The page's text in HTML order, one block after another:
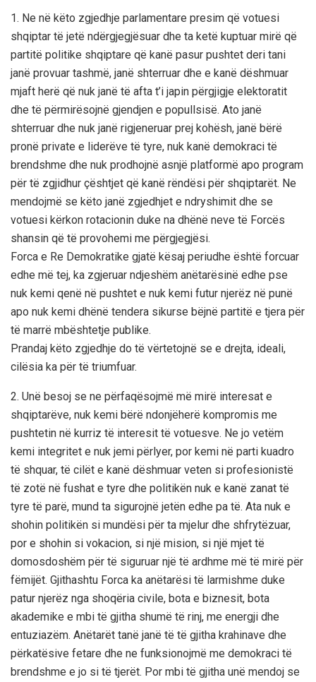
1. Ne në këto zgjedhje parlamentare presim që votuesi
shqiptar të jetë ndërgjegjësuar dhe ta ketë kuptuar mirë që
partitë politike shqiptare që kanë pasur pushtet deri tani
janë provuar tashmë, janë shterruar dhe e kanë dëshmuar
mjaft herë që nuk janë të afta t’i japin përgjigje elektoratit
dhe të përmirësojnë gjendjen e popullsisë. Ato janë
shterruar dhe nuk janë rigjeneruar prej kohësh, janë bërë
pronë private e liderëve të tyre, nuk kanë demokraci të
brendshme dhe nuk prodhojnë asnjë platformë apo program
për të zgjidhur çështjet që kanë rëndësi për shqiptarët. Ne
mendojmë se këto janë zgjedhjet e ndryshimit dhe se
votuesi kërkon rotacionin duke na dhënë neve të Forcës
shansin që të provohemi me përgjegjësi.
Forca e Re Demokratike gjatë kësaj periudhe është forcuar
edhe më tej, ka zgjeruar ndjeshëm anëtarësinë edhe pse
nuk kemi qenë në pushtet e nuk kemi futur njerëz në punë
apo nuk kemi dhënë tendera sikurse bëjnë partitë e tjera për
të marrë mbështetje publike.
Prandaj këto zgjedhje do të vërtetojnë se e drejta, ideali,
cilësia ka për të triumfuar.
2. Unë besoj se ne përfaqësojmë më mirë interesat e
shqiptarëve, nuk kemi bërë ndonjëherë kompromis me
pushtetin në kurriz të interesit të votuesve. Ne jo vetëm
kemi integritet e nuk jemi përlyer, por kemi në parti kuadro
të shquar, të cilët e kanë dëshmuar veten si profesionistë
të zotë në fushat e tyre dhe politikën nuk e kanë zanat të
tyre të parë, mund ta sigurojnë jetën edhe pa të. Ata nuk e
shohin politikën si mundësi për ta mjelur dhe shfrytëzuar,
por e shohin si vokacion, si një mision, si një mjet të
domosdoshëm për të siguruar një të ardhme më të mirë për
fëmijët. Gjithashtu Forca ka anëtarësi të larmishme duke
patur njerëz nga shoqëria civile, bota e biznesit, bota
akademike e mbi të gjitha shumë të rinj, me energji dhe
entuziazëm. Anëtarët tanë janë të të gjitha krahinave dhe
përkatësive fetare dhe ne funksionojmë me demokraci të
brendshme e jo si të tjerët. Por mbi të gjitha unë mendoj se